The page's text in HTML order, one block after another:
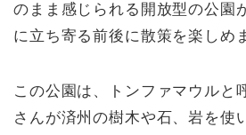
のまま感じられる開放型の公園
に立ち寄る前後に散策を楽しめ
この公園は、トンファマウルと
さんが済州の樹木や石、岩を使